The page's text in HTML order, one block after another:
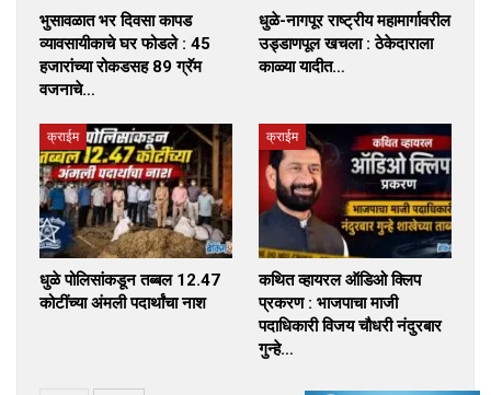
भुसावळात भर दिवसा कापड
व्यावसायीकाचे घर फोडले : 45
हजारांच्या रोकडसह 89 ग्रॅम
वजनाचे…
धुळे-नागपूर राष्ट्रीय महामार्गावरील
उड्डाणपूल खचला : ठेकेदाराला
काळ्या यादीत…
क्राईम
धुळे पोलिसांकडून तब्बल 12.47
कोटींच्या अंमली पदार्थांचा नाश
क्राईम
कथित व्हायरल ऑडिओ क्लिप
प्रकरण : भाजपाचा माजी
पदाधिकारी विजय चौधरी नंदुरबार
गुन्हे…